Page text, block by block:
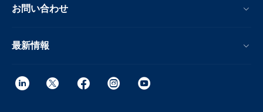
お問い合わせ
最新情報